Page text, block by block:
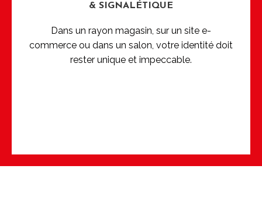
& SIGNALÉTIQUE
Dans un rayon magasin, sur un site e-
commerce ou dans un salon, votre identité doit
rester unique et impeccable.